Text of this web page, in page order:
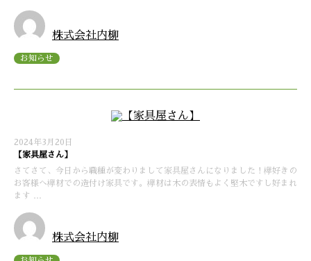
株式会社内柳
お知らせ
2024年3月20日
【家具屋さん】
さてさて、今日から職種が変わりまして家具屋さんになりました！欅好きの
お客様へ欅材での造付け家具です。欅材は木の表情もよく堅木ですし好まれ
ます …
株式会社内柳